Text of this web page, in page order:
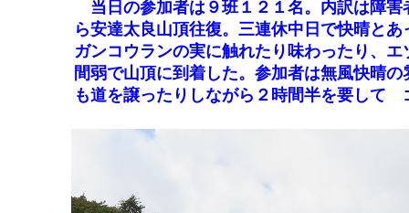
当日の参加者は９班１２１名。内訳は障害
ら安達太良山頂往復。三連休中日で快晴と
ガンコウランの実に触れたり味わったり、
間弱で山頂に到着した。参加者は無風快晴
も道を譲ったりしながら２時間半を要して